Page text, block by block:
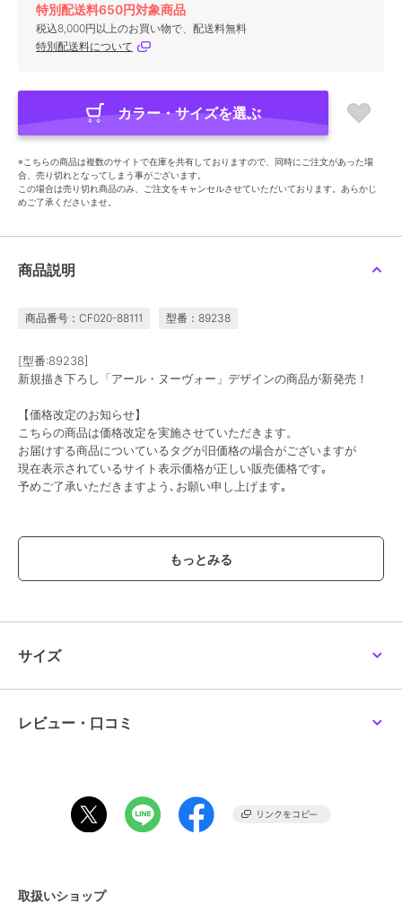
特別配送料650円対象商品
税込8,000円以上のお買い物で、配送料無料
特別配送料について
カラー・サイズを選ぶ
※こちらの商品は複数のサイトで在庫を共有しておりますので、同時にご注文があった場
合、売り切れとなってしまう事がございます。
この場合は売り切れ商品のみ、ご注文をキャンセルさせていただいております。あらかじ
めご了承くださいませ。
商品説明
商品番号：CF020-88111 型番：89238
[型番:89238]
新規描き下ろし「アール・ヌーヴォー」デザインの商品が新発売！
【価格改定のお知らせ】
こちらの商品は価格改定を実施させていただきます。
お届けする商品についているタグが旧価格の場合がございますが
現在表示されているサイト表示価格が正しい販売価格です｡
予めご了承いただきますよう､お願い申し上げます｡
カラー ＊＊
サイズ
サイズ
レビュー・口コミ
取扱いショップ